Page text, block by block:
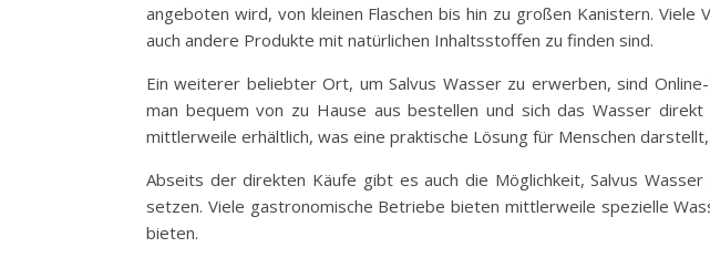
angeboten wird, von kleinen Flaschen bis hin zu großen Kanistern.
auch andere Produkte mit natürlichen Inhaltsstoffen zu finden sind.
Ein weiterer beliebter Ort, um Salvus Wasser zu erwerben, sind
man bequem von zu Hause aus bestellen und sich das Wasser
mittlerweile erhältlich, was eine praktische Lösung für Menschen
Abseits der direkten Käufe gibt es auch die Möglichkeit, Salvus
setzen. Viele gastronomische Betriebe bieten mittlerweile spezielle
bieten.